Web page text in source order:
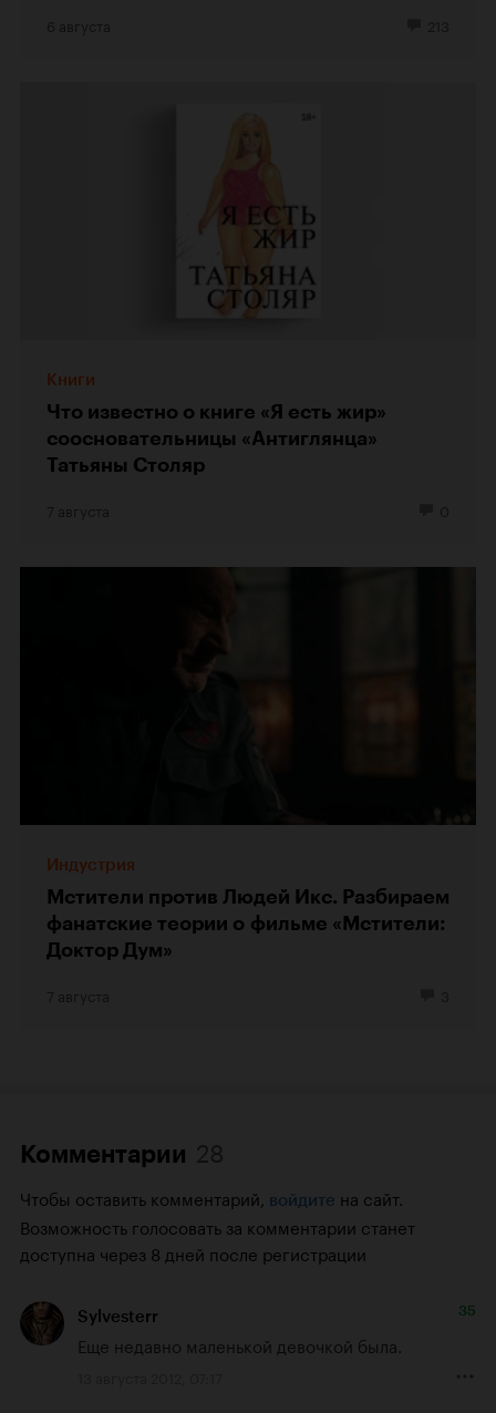
Книги
Что известно о книге «Я есть жир»
соосновательницы «Антиглянца»
Татьяны Столяр
Индустрия
Мстители против Людей Икс. Разбираем
фанатские теории о фильме «Мстители:
Доктор Дум»
Комментарии
Чтобы оставить комментарий, войдите на сайт.
Возможность голосовать за комментарии станет
доступна через 8 дней после регистрации
Sylvesterr 35
Еще недавно маленькой девочкой была.